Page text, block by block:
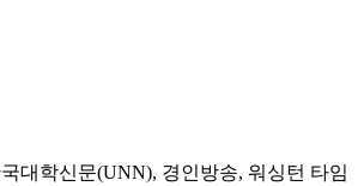
대학신문(UNN), 경인방송, 워싱턴 타임